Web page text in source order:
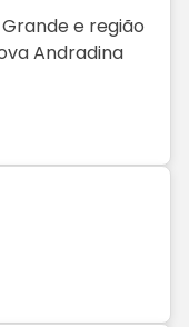
e região
Andradina